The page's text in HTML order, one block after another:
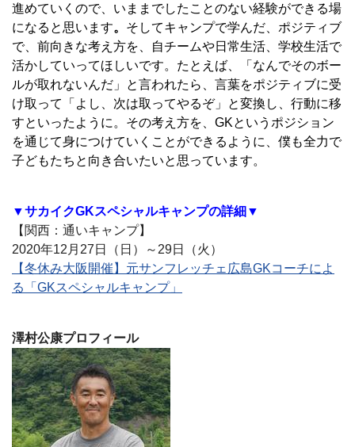
進めていくので、いままでしたことのない経験ができる場
になると思います。 そしてキャンプで学んだ、ポジティブ
で、前向きな考え方を、自チームや日常生活、学校生活で
活かしていってほしいです。たとえば、「なんでそのボー
ルが取れないんだ」と言われたら、言葉をポジティブに受
け取って「よし、次は取ってやるぞ」と変換し、行動に移
すといったように。その考え方を、GKというポジション
を通じて身につけていくことができるように、僕も全力で
子どもたちと向き合いたいと思っています。
▼サカイクGKスペシャルキャンプの詳細▼
【関西：通いキャンプ】
2020年12月27日（日）～29日（火）
【冬休み大阪開催】元サンフレッチェ広島GKコーチによ
る「GKスペシャルキャンプ」
澤村公康プロフィール